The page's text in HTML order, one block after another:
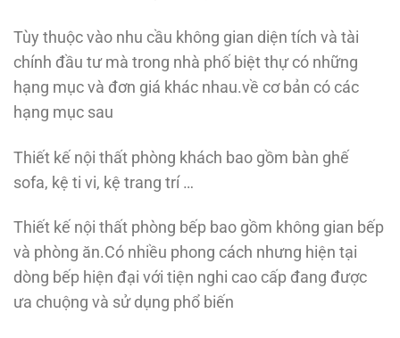
Tùy thuộc vào nhu cầu không gian diện tích và tài
chính đầu tư mà trong nhà phố biệt thự có những
hạng mục và đơn giá khác nhau.về cơ bản có các
hạng mục sau
Thiết kế nội thất phòng khách bao gồm bàn ghế
sofa, kệ ti vi, kệ trang trí …
Thiết kế nội thất phòng bếp bao gồm không gian bếp
và phòng ăn.Có nhiều phong cách nhưng hiện tại
dòng bếp hiện đại với tiện nghi cao cấp đang được
ưa chuộng và sử dụng phổ biến